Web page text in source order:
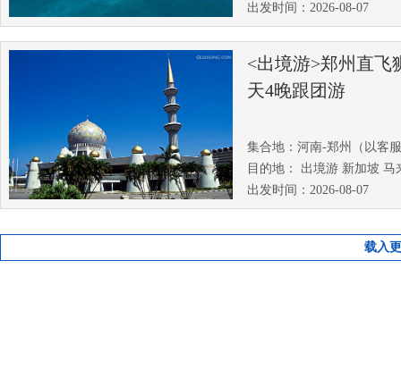
出发时间：2026-08-07
<出境游>郑州直飞
天4晚跟团游
集合地：河南-郑州（以客
目的地： 出境游 新加坡 马
出发时间：2026-08-07
载入